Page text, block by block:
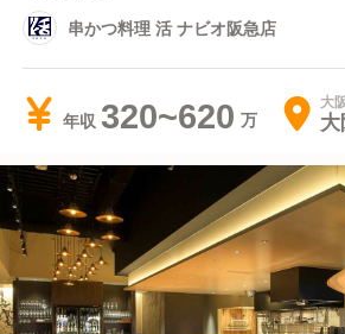
串かつ料理 活 ナビオ阪急店
年収 320~620 大